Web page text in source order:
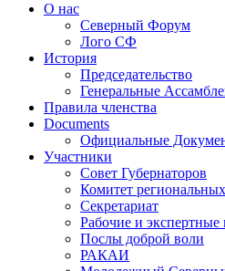
О нас
Северный Форум
Лого СФ
История
Председательство
Генеральные
Правила членства
Documents
Официальные
Участники
Совет Губернаторов
Комитет
Секретариат
Рабочие и
Послы доброй воли
РАКАИ